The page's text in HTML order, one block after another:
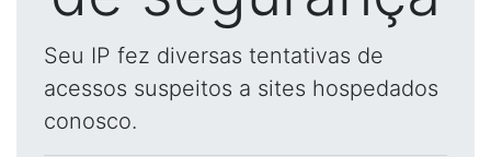
Seu IP fez diversas tentativas de
acessos suspeitos a sites hospedados
conosco.